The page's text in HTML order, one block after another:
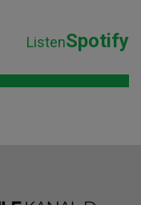
ListenSpotify